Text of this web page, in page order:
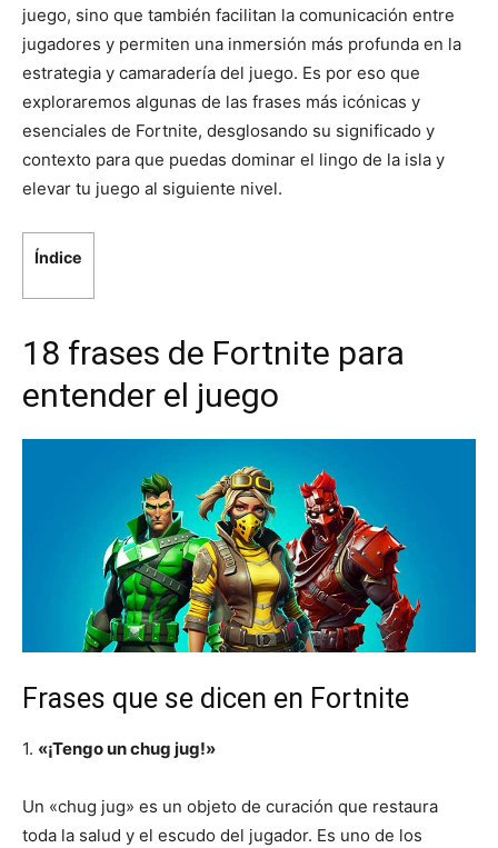
juego, sino que también facilitan la comunicación entre
jugadores y permiten una inmersión más profunda en la
estrategia y camaradería del juego. Es por eso que
exploraremos algunas de las frases más icónicas y
esenciales de Fortnite, desglosando su significado y
contexto para que puedas dominar el lingo de la isla y
elevar tu juego al siguiente nivel.
Índice
18 frases de Fortnite para
entender el juego
Frases que se dicen en Fortnite
1. «¡Tengo un chug jug!»
Un «chug jug» es un objeto de curación que restaura
toda la salud y el escudo del jugador. Es uno de los